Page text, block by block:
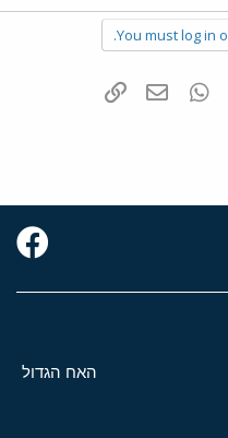
You must log in
Tumblr
WhatsAppדואר אלקטרוני
האח הגדול